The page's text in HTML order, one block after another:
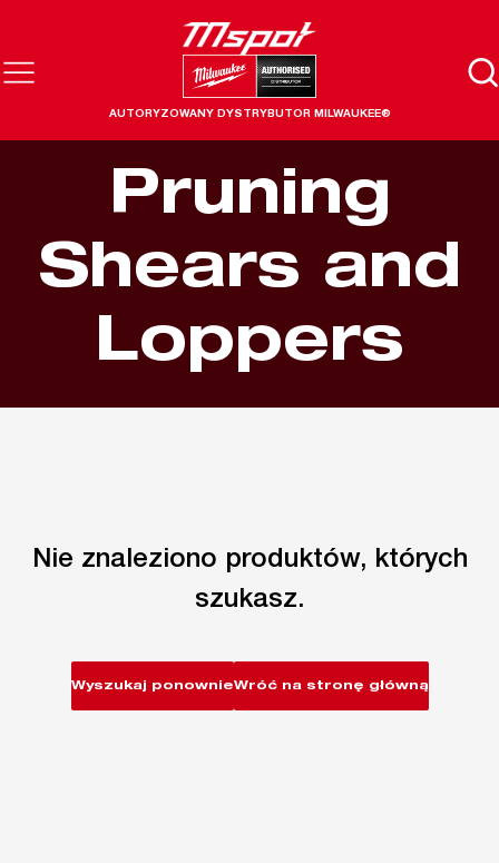
AUTORYZOWANY DYSTRYBUTOR MILWAUKEE®
Pruning
Shears and
Loppers
Nie znaleziono produktów, których
szukasz.
Wyszukaj ponownieWróć na stronę główną